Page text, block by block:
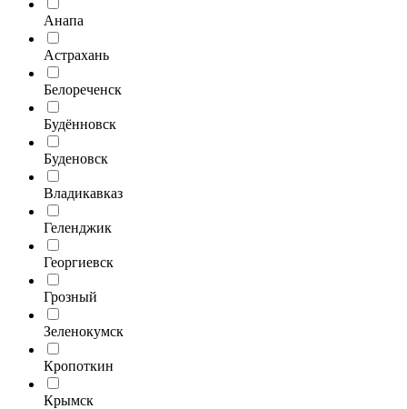
Анапа
Астрахань
Белореченск
Будённовск
Буденовск
Владикавказ
Геленджик
Георгиевск
Грозный
Зеленокумск
Кропоткин
Крымск